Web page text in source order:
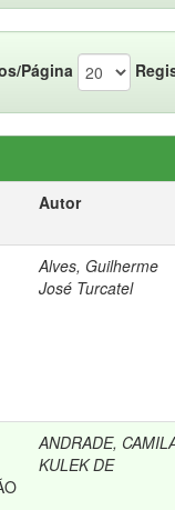
Página
Autor
Alves, Guilherme
José Turcatel
ANDRADE,
KULEK DE